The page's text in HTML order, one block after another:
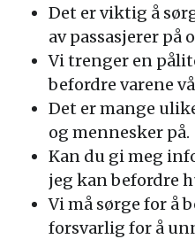
Det er viktig å
av passasjerer
Vi trenger en
befordre varene
Det er mange
og mennesker på.
Kan du gi meg
jeg kan befordre
Vi må sørge for å
forsvarlig for å